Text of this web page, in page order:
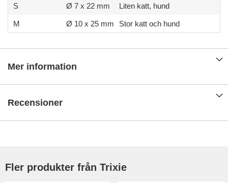
S Ø 7 x 22 mm Liten katt, hund
M Ø 10 x 25 mm Stor katt och hund
Mer information
Recensioner
Fler produkter från Trixie